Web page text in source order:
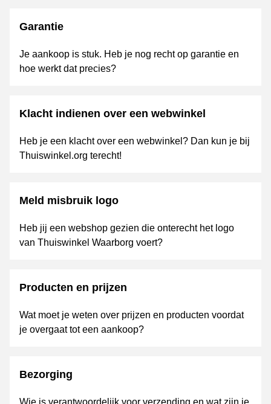
Garantie
Je aankoop is stuk. Heb je nog recht op garantie en
hoe werkt dat precies?
Klacht indienen over een webwinkel
Heb je een klacht over een webwinkel? Dan kun je bij
Thuiswinkel.org terecht!
Meld misbruik logo
Heb jij een webshop gezien die onterecht het logo
van Thuiswinkel Waarborg voert?
Producten en prijzen
Wat moet je weten over prijzen en producten voordat
je overgaat tot een aankoop?
Bezorging
Wie is verantwoordelijk voor verzending en wat zijn je